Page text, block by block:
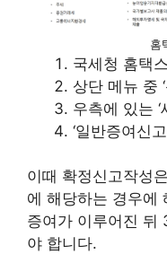
홈
국세청 홈택
상단 메뉴 중
우측에 있는
‘일반증여신
이때 확정신고작성
에 해당하는 경우에
증여가 이루어진 뒤
야 합니다.